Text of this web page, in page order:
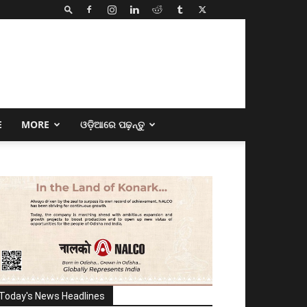
MORE ଓଡ଼ିଆରେ ପଢ଼ନ୍ତୁ
Today's News Headlines